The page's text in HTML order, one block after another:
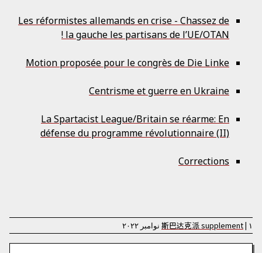
Les réformistes allemands en crise - Chassez de
la gauche les partisans de l’UE/OTAN !
Motion proposée pour le congrès de Die Linke
Centrisme et guerre en Ukraine
La Spartacist League/Britain se réarme: En
défense du programme révolutionnaire (II)
Corrections
斯巴达克派supplement| ۱ نوامبر ۲۰۲۲